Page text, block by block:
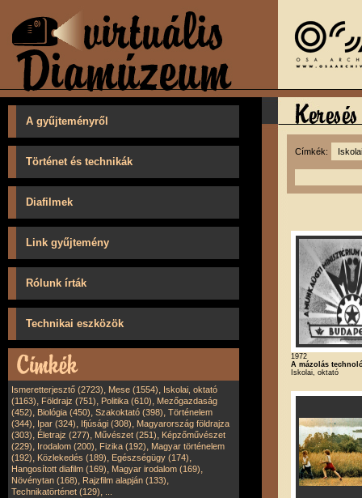
A gyűjteményről
Történet és technikák
Diafilmek
Link gyűjtemény
Rólunk írták
Technikai eszközök
Ismeretterjesztő (2723), Mese (1554), Iskolai, oktató
(1163), Földrajz (751), Politika (610), Mezőgazdaság
(452), Biológia (450), Szakoktató (398), Történelem
(344), Ipar (324), Ifjúsági (308), Magyarország földrajza
(303), Életrajz (277), Művészet (251), Képzőművészet
(229), Irodalom (200), Fizika (192), Magyar történelem
(192), Közlekedés (189), Egészségügy (174),
Hangosított diafilm (169), Magyar irodalom (169),
Növénytan (168), Rajzfilm alapján (133),
Technikatörténet (129),
Címkék:
1972
A mázolás
Iskolai, oktató